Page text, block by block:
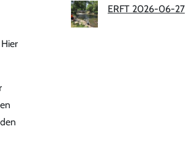
ERFT 2026-06-27